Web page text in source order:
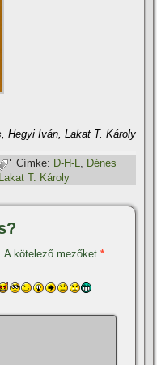
Hegyi Iván, Lakat T. Károly
Címke: D-H-L, Dénes
Lakat T. Károly
A kötelező mezőket*